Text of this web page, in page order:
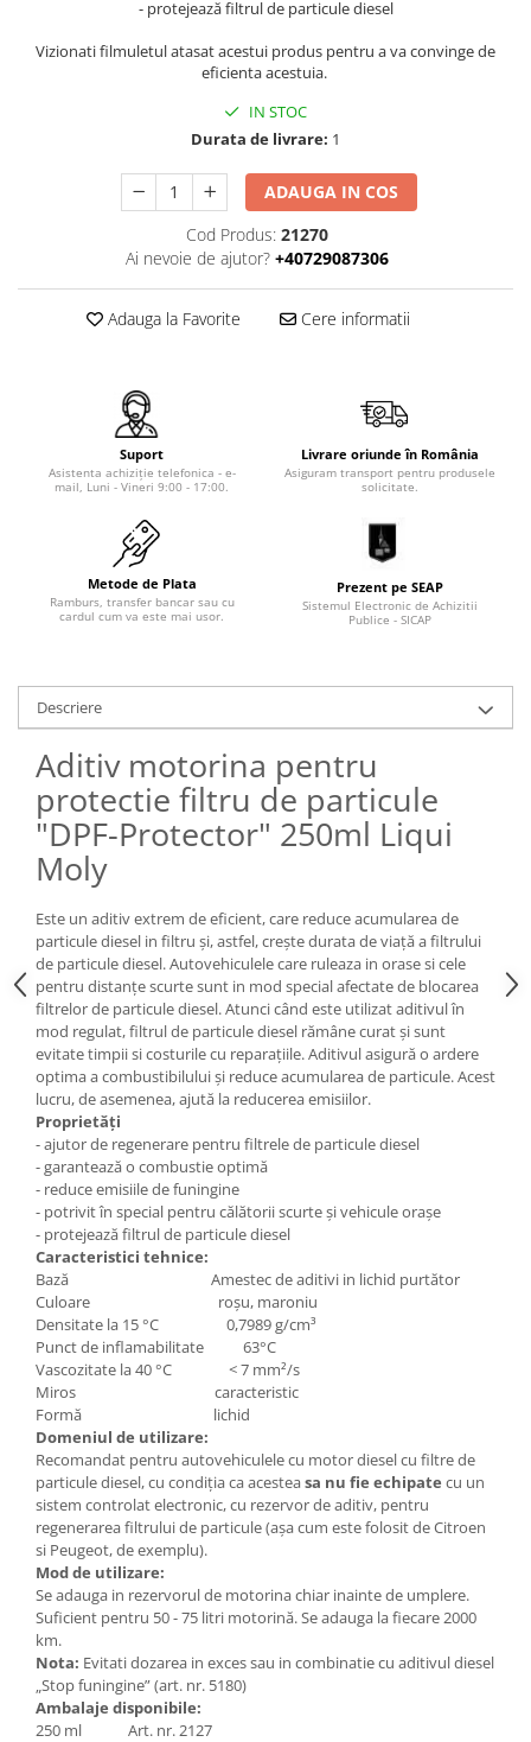
Ulei pentru compresor
Suport butelii
Automatizarea productiei
Rezervor mobil motorina
Sudura
Sudare manuala
Pozitionere de sudura
Instalatii de rotire
Platforme foarfeca
Tip SKM - pentru span
Tip 3S cu basculare pe 3 laturi
Tip SK – model Heavy-Duty
Tip BK – basculare prin rulare
Tip GU / GU-E - compacte
Tip SGU - pentru span
Tip MGU - Minicontainer
Tip SMGU - mini pentru span
Tip RD - cu capac rotund
Tip BKC - de mare capacitate
Tip NK - mecanism foarfeca
Prelungitoare furci stivuitor
Containere stivuibile
Tip BSK - pentru deșeuri
Traverse pentru BSK
Tip SB - cu bază rabatabilă
Nacela stivuitor
Translator stivuitor
attachments
Atasamente profesionale CAM
Cleste ridicare butoi
Dispozitive ridicare butoaie
- protejează filtrul de particule diesel
Vizionati filmuletul atasat acestui produs pentru a va convinge de
eficienta acestuia.
IN STOC
Durata de livrare: 1
ADAUGA IN COS
Cod Produs: 21270
Ai nevoie de ajutor? +40729087306
Adauga la Favorite Cere informatii
Suport
Asistenta achiziție telefonica - e-
mail, Luni - Vineri 9:00 - 17:00.
Livrare oriunde în România
Asiguram transport pentru produsele
solicitate.
Metode de Plata
Ramburs, transfer bancar sau cu
cardul cum va este mai usor.
Prezent pe SEAP
Sistemul Electronic de Achizitii
Publice - SICAP
Descriere
Aditiv motorina pentru
protectie filtru de particule
"DPF-Protector" 250ml Liqui
Moly
Este un aditiv extrem de eficient, care reduce acumularea de
particule diesel in filtru și, astfel, crește durata de viață a filtrului
de particule diesel. Autovehiculele care ruleaza in orase si cele
pentru distanțe scurte sunt in mod special afectate de blocarea
filtrelor de particule diesel. Atunci când este utilizat aditivul în
mod regulat, filtrul de particule diesel rămâne curat și sunt
evitate timpii si costurile cu reparațiile. Aditivul asigură o ardere
optima a combustibilului și reduce acumularea de particule. Acest
lucru, de asemenea, ajută la reducerea emisiilor.
Proprietăți
- ajutor de regenerare pentru filtrele de particule diesel
- garantează o combustie optimă
- reduce emisiile de funingine
- potrivit în special pentru călătorii scurte și vehicule orașe
- protejează filtrul de particule diesel
Caracteristici tehnice:
Bază Amestec de aditivi in lichid purtător
Culoare roșu, maroniu
Densitate la 15 °C 0,7989 g/cm³
Punct de inflamabilitate 63°C
Vascozitate la 40 °C < 7 mm²/s
Miros caracteristic
Formă lichid
Domeniul de utilizare:
Recomandat pentru autovehiculele cu motor diesel cu filtre de
particule diesel, cu condiția ca acesteasa nu fie echipate cu un
sistem controlat electronic, cu rezervor de aditiv, pentru
regenerarea filtrului de particule (așa cum este folosit de Citroen
si Peugeot, de exemplu).
Mod de utilizare:
Se adauga in rezervorul de motorina chiar inainte de umplere.
Suficient pentru 50 - 75 litri motorină. Se adauga la fiecare 2000
km.
Nota: Evitati dozarea in exces sau in combinatie cu aditivul diesel
„Stop funingine” (art. nr. 5180)
Ambalaje disponibile:
250 ml Art. nr. 2127